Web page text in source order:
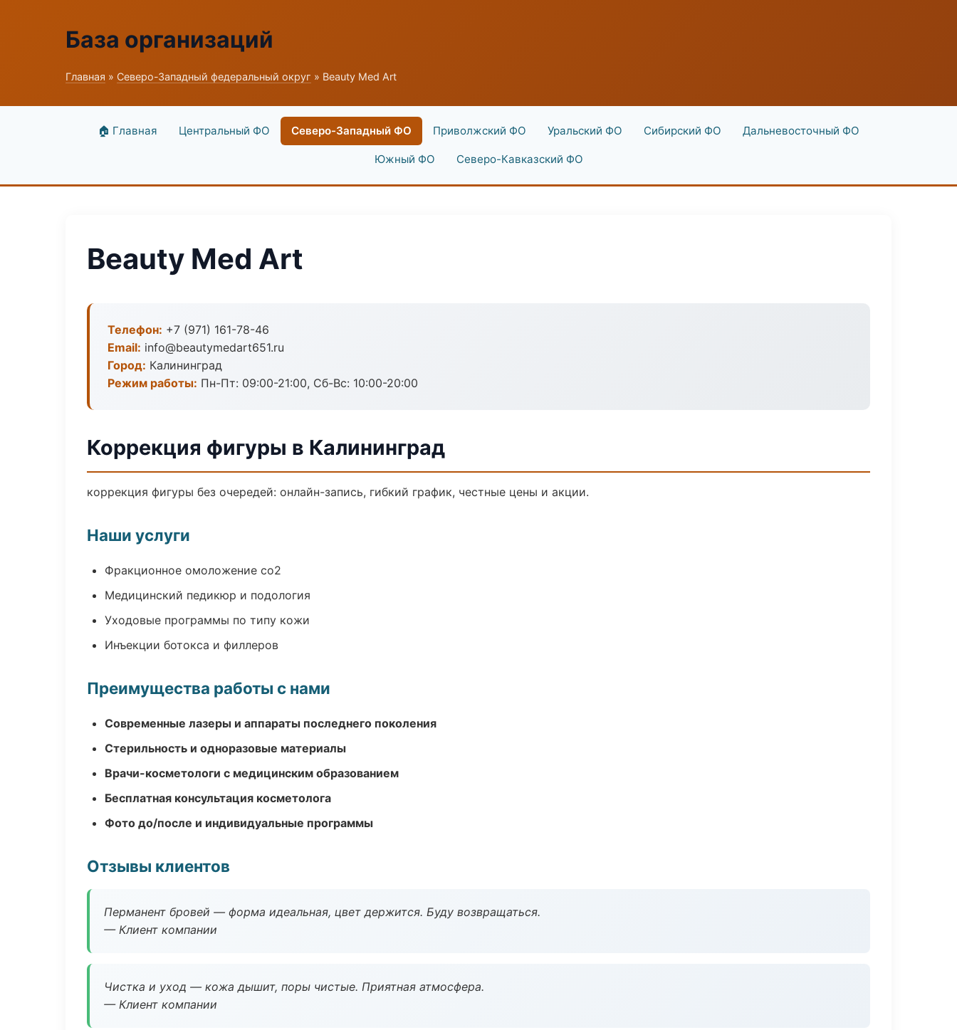
База организаций
Главная » Северо-Западный федеральный округ » Beauty Med Art
🏠 Главная Центральный ФО Северо-Западный ФО Приволжский ФО Уральский ФО Сибирский ФО Дальневосточный ФО
Южный ФО Северо-Кавказский ФО
Beauty Med Art
Телефон: +7 (971) 161-78-46
Email: info@beautymedart651.ru
Город: Калининград
Режим работы: Пн-Пт: 09:00-21:00, Сб-Вс: 10:00-20:00
Коррекция фигуры в Калининград
коррекция фигуры без очередей: онлайн-запись, гибкий график, честные цены и акции.
Наши услуги
Фракционное омоложение co2
Медицинский педикюр и подология
Уходовые программы по типу кожи
Инъекции ботокса и филлеров
Преимущества работы с нами
Современные лазеры и аппараты последнего поколения
Стерильность и одноразовые материалы
Врачи-косметологи с медицинским образованием
Бесплатная консультация косметолога
Фото до/после и индивидуальные программы
Отзывы клиентов
Перманент бровей — форма идеальная, цвет держится. Буду возвращаться.
— Клиент компании
Чистка и уход — кожа дышит, поры чистые. Приятная атмосфера.
— Клиент компании